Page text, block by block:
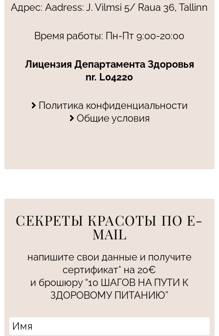
Адрес: Aadress: J. Vilmsi 5/ Raua 36, Tallinn
Время работы: Пн-Пт 9:00-20:00
Лицензия Департамента Здоровья
nr. L04220
Политика конфиденциальности
Общие условия
СЕКРЕТЫ КРАСОТЫ ПО E-
MAIL
напишите свои данные и получите
сертификат* на 20€
и брошюру “10 ШАГОВ НА ПУТИ К
ЗДОРОВОМУ ПИТАНИЮ”